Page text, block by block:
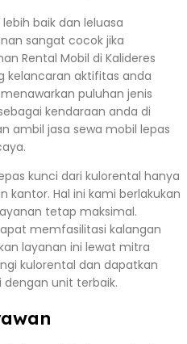
baik dan leluasa
sangat cocok jika
Rental Mobil di Kalideres
kelancaran aktifitas anda
puluhan jenis
kendaraan anda di
ambil jasa sewa mobil lepas
kunci dari kulorental hanya
kantor. Hal ini kami berlakukan
tetap maksimal.
memfasilitasi kalangan
layanan ini lewat mitra
kulorental dan dapatkan
unit terbaik.